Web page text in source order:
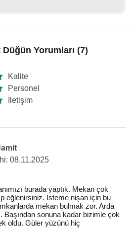
Yorumları (7)
Kalite
Personel
İletişim
08.11.2025
burada yaptık. Mekan çok
eğlenirsiniz. İsteme nişan için bu
mekan bulmak zor. Arda
sonuna kadar bizimle çok
oldu. Güler yüzünü hiç